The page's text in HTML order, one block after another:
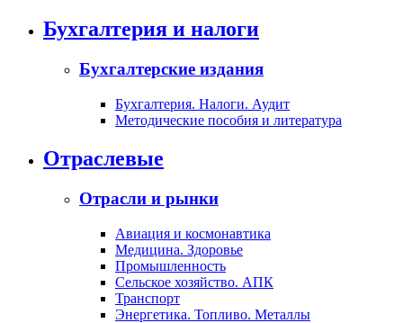
Бухгалтерия и налоги
Бухгалтерские издания
Бухгалтерия. Налоги. Аудит
Методические пособия и литература
Отраслевые
Отрасли и рынки
Авиация и космонавтика
Медицина. Здоровье
Промышленность
Сельское хозяйство. АПК
Транспорт
Энергетика. Топливо. Металлы